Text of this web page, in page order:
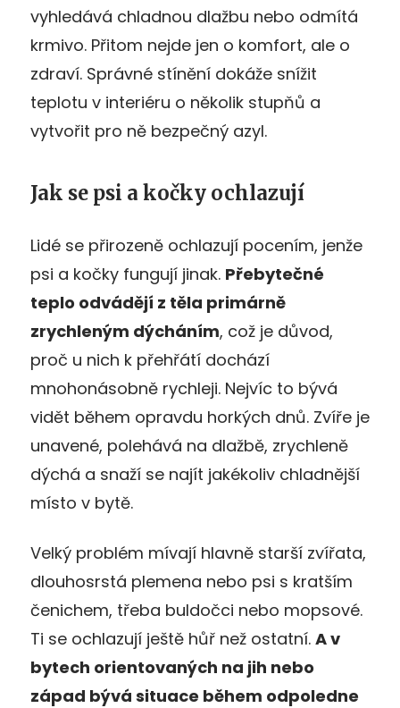
vyhledává chladnou dlažbu nebo odmítá
krmivo. Přitom nejde jen o komfort, ale o
zdraví. Správné stínění dokáže snížit
teplotu v interiéru o několik stupňů a
vytvořit pro ně bezpečný azyl.
Jak se psi a kočky ochlazují
Lidé se přirozeně ochlazují pocením, jenže
psi a kočky fungují jinak. Přebytečné
teplo odvádějí z těla primárně
zrychleným dýcháním, což je důvod,
proč u nich k přehřátí dochází
mnohonásobně rychleji. Nejvíc to bývá
vidět během opravdu horkých dnů. Zvíře je
unavené, polehává na dlažbě, zrychleně
dýchá a snaží se najít jakékoliv chladnější
místo v bytě.
Velký problém mívají hlavně starší zvířata,
dlouhosrstá plemena nebo psi s kratším
čenichem, třeba buldočci nebo mopsové.
Ti se ochlazují ještě hůř než ostatní. A v
bytech orientovaných na jih nebo
západ bývá situace během odpoledne